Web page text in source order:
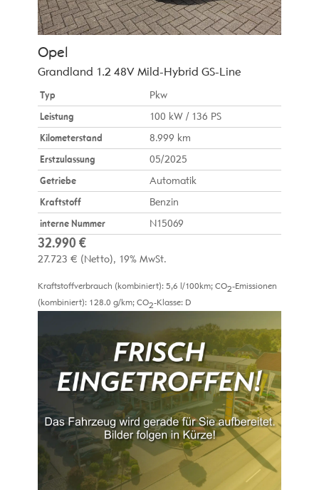
Opel
Grandland 1.2 48V Mild-Hybrid GS-Line
Typ
Pkw
Leistung
100 kW / 136 PS
Kilometerstand
8.999 km
Erstzulassung
05/2025
Getriebe
Automatik
Kraftstoff
Benzin
interne Nummer
N15069
32.990 €
27.723 € (Netto) 19% MwSt.
Kraftstoffverbrauch (kombiniert): 5,6 l/100km; CO2-Emissionen
(kombiniert): 128.0 g/km; CO2-Klasse: D